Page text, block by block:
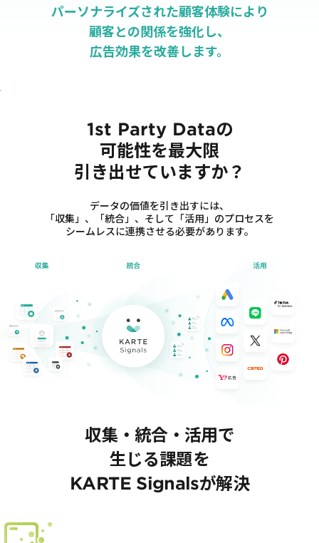
KARTE MessageにおけるLINE配信ユースケース9選
パーソナライズされた顧客体験により
顧客との関係を強化し、
広告効果を改善します。
1st Party Dataの
可能性を最大限
引き出せていますか？
データの価値を引き出すには、
「収集」、「統合」、そして「活用」のプロセスを
シームレスに連携させる必要があります。
収集・統合・活用で
生じる課題を
KARTE Signalsが解決